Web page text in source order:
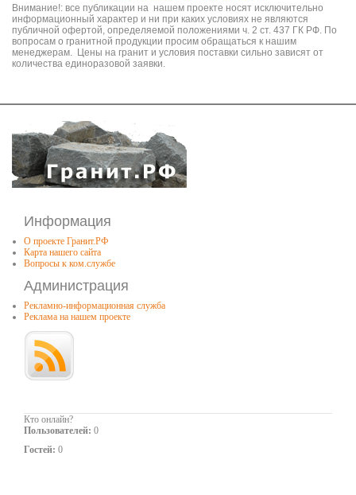
Внимание!: все публикации на нашем проекте носят исключительно
информационный характер и ни при каких условиях не являются
публичной офертой, определяемой положениями ч. 2 ст. 437 ГК РФ. По
вопросам о гранитной продукции просим обращаться к нашим
менеджерам. Цены на гранит и условия поставки сильно зависят от
количества единоразовой заявки.
Информация
О проекте Гранит.РФ
Карта нашего сайта
Вопросы к ком.службе
Администрация
Рекламно-информационная служба
Реклама на нашем проекте
Кто онлайн?
Пользователей: 0
Гостей: 0